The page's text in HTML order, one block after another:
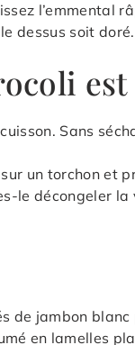
l’emmental
dessus soit doré.
Sans
un torchon et
le décongeler
de jambon
en lamelles